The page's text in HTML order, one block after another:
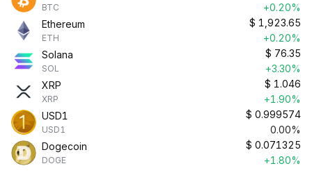
BTC
+0.20%
Ethereum
ETH
$ 1,923.65
+0.20%
Solana
SOL
$ 76.35
+3.30%
XRP
XRP
$ 1.046
+1.90%
USD1
USD1
$ 0.999574
0.00%
Dogecoin
DOGE
$ 0.071325
+1.80%